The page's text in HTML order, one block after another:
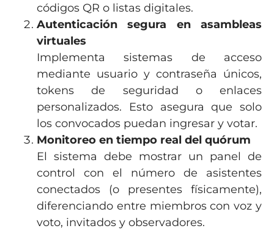
códigos QR o listas digitales.
Autenticación segura en asambleas
virtuales
Implementa sistemas de acceso
mediante usuario y contraseña únicos,
tokens de seguridad o enlaces
personalizados. Esto asegura que solo
los convocados puedan ingresar y votar.
Monitoreo en tiempo real del quórum
El sistema debe mostrar un panel de
control con el número de asistentes
conectados (o presentes físicamente),
diferenciando entre miembros con voz y
voto, invitados y observadores.